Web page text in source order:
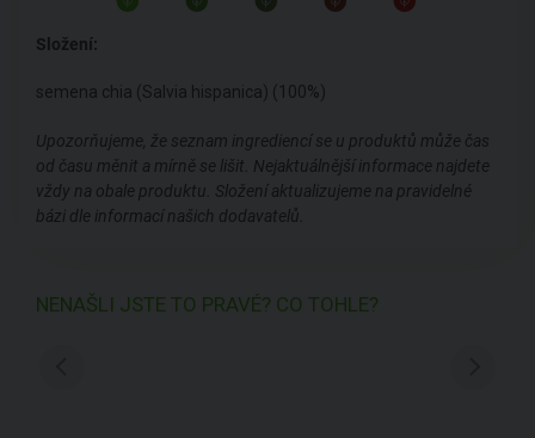
Složení:
semena chia (Salvia hispanica) (100%)
Upozorňujeme, že seznam ingrediencí se u produktů může čas
od času měnit a mírně se lišit. Nejaktuálnější informace najdete
vždy na obale produktu. Složení aktualizujeme na pravidelné
bázi dle informací našich dodavatelů.
NENAŠLI JSTE TO PRAVÉ? CO TOHLE?